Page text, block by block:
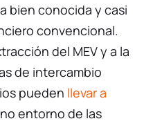
bien conocida y casi
convencional.
del MEV y a la
de intercambio
pueden llevar a
entorno de las